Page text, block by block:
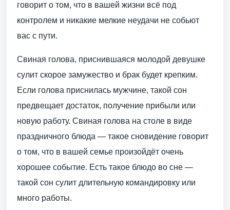
говорит о том, что в вашей жизни всё под
контролем и никакие мелкие неудачи не собьют
вас с пути.
Свиная голова, приснившаяся молодой девушке
сулит скорое замужество и брак будет крепким.
Если голова приснилась мужчине, такой сон
предвещает достаток, получение прибыли или
новую работу. Свиная голова на столе в виде
праздничного блюда — такое сновидение говорит
о том, что в вашей семье произойдёт очень
хорошее событие. Есть такое блюдо во сне —
такой сон сулит длительную командировку или
много работы.